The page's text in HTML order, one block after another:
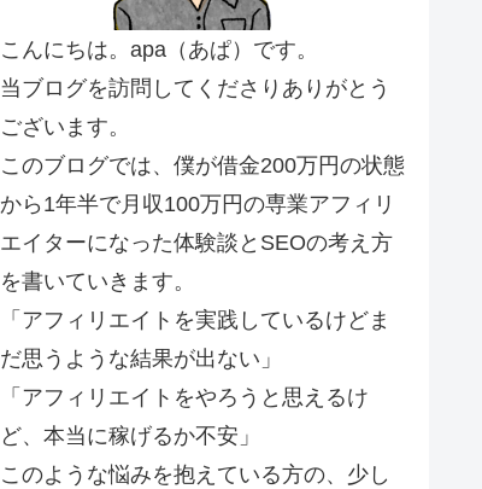
こんにちは。apa（あぱ）です。
当ブログを訪問してくださりありがとう
ございます。
このブログでは、僕が借金200万円の状態
から1年半で月収100万円の専業アフィリ
エイターになった体験談とSEOの考え方
を書いていきます。
「アフィリエイトを実践しているけどま
だ思うような結果が出ない」
「アフィリエイトをやろうと思えるけ
ど、本当に稼げるか不安」
このような悩みを抱えている方の、少し